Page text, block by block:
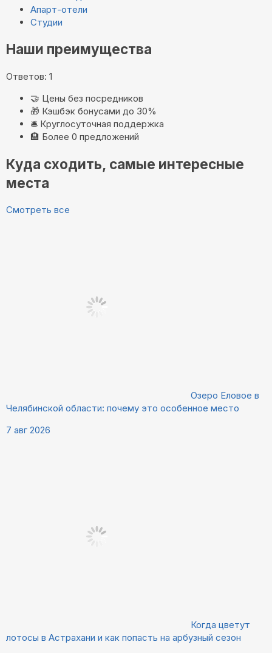
Апарт-отели
Студии
Наши преимущества
Ответов: 1
🤝 Цены без посредников
🎁 Кэшбэк бонусами до 30%
🛎️ Круглосуточная поддержка
🏨 Более 0 предложений
Куда сходить, самые интересные
места
Смотреть все
Озеро Еловое в
Челябинской области: почему это особенное место
7 авг 2026
Когда цветут
лотосы в Астрахани и как попасть на арбузный сезон